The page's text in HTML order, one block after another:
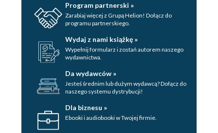
Program partnerski »
Zarabiaj więcej z Grupą Helion! Dołącz do
programu partnerskiego.
Wydaj z nami książkę »
Wypełnij formularz i zostań autorem naszego
wydawnictwa.
Da wydawców »
Jesteś średnim lub dużym wydawcą? Dołącz do
naszego systemu dystrybucji!
Dla biznesu »
Ebooki i audiobooki w Twojej firmie.